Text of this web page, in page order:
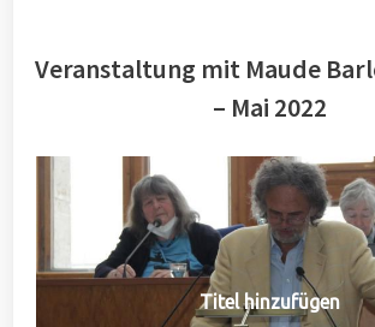
Veranstaltung mit Maude
– Mai 2022
Titel hinzufügen